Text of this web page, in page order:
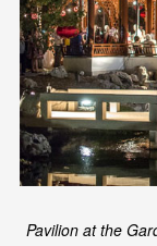
Pavilion at the